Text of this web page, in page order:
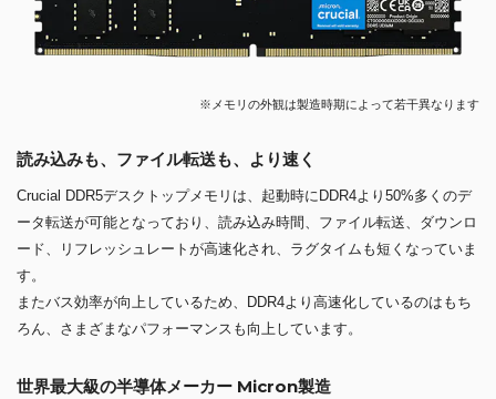
※メモリの外観は製造時期によって若干異なります
読み込みも、ファイル転送も、より速く
Crucial DDR5デスクトップメモリは、起動時にDDR4より50%多くのデ
ータ転送が可能となっており、読み込み時間、ファイル転送、ダウンロ
ード、リフレッシュレートが高速化され、ラグタイムも短くなっていま
す。
またバス効率が向上しているため、DDR4より高速化しているのはもち
ろん、さまざまなパフォーマンスも向上しています。
世界最大級の半導体メーカー Micron製造